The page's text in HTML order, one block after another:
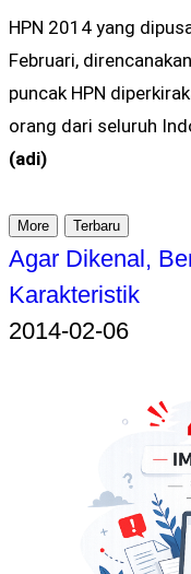
HPN 2014 yang
Februari,
puncak HPN
orang dari seluruh
(adi)
More Terbaru
Agar Dikenal,
Karakteristik
2014-02-06